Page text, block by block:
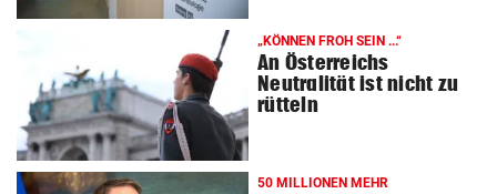
„KÖNNEN FROH SEIN ...“
An Österreichs
Neutralität ist nicht zu
rütteln
50 MILLIONEN MEHR